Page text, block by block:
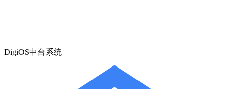
DigiOS中台系统